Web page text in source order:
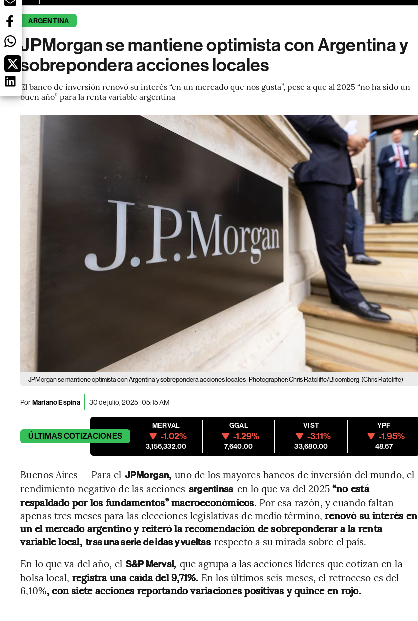
ARGENTINA
JPMorgan se mantiene optimista con Argentina y
sobrepondera acciones locales
El banco de inversión renovó su interés “en un mercado que nos gusta”, pese a que al 2025 “no ha sido un
buen año” para la renta variable argentina
JPMorgan se mantiene optimista con Argentina y sobrepondera acciones locales Photographer: Chris Ratcliffe/Bloomberg (Chris Ratcliffe)
PorMariano Espina 30 de julio, 2025 | 05:15 AM
ÚLTIMASCOTIZACIONES
MERVAL
-1.02%
3,156,332.00
GGAL
-1.29%
7,640.00
VIST
-3.11%
33,680.00
YPF
-1.95%
48.67
Buenos Aires — Para el JPMorgan, uno de los mayores bancos de inversión del mundo, el
rendimiento negativo de las acciones argentinas en lo que va del 2025“no está
respaldado por los fundamentos” macroeconómicos. Por esa razón, y cuando faltan
apenas tres meses para las elecciones legislativas de medio término,renovó su interés en
un el mercado argentino y reiteró la recomendación de sobreponderar a la renta
variable local, tras una serie de idas y vueltas respecto a su mirada sobre el país.
En lo que va del año, el S&P Merval, que agrupa a las acciones líderes que cotizan en la
bolsa local, registra una caída del 9,71%. En los últimos seis meses, el retroceso es del
6,10%, con siete acciones reportando variaciones positivas y quince en rojo.